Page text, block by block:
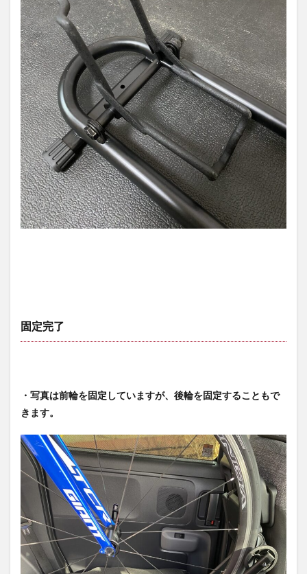
固定完了
・写真は前輪を固定していますが、後輪を固定することもで
きます。